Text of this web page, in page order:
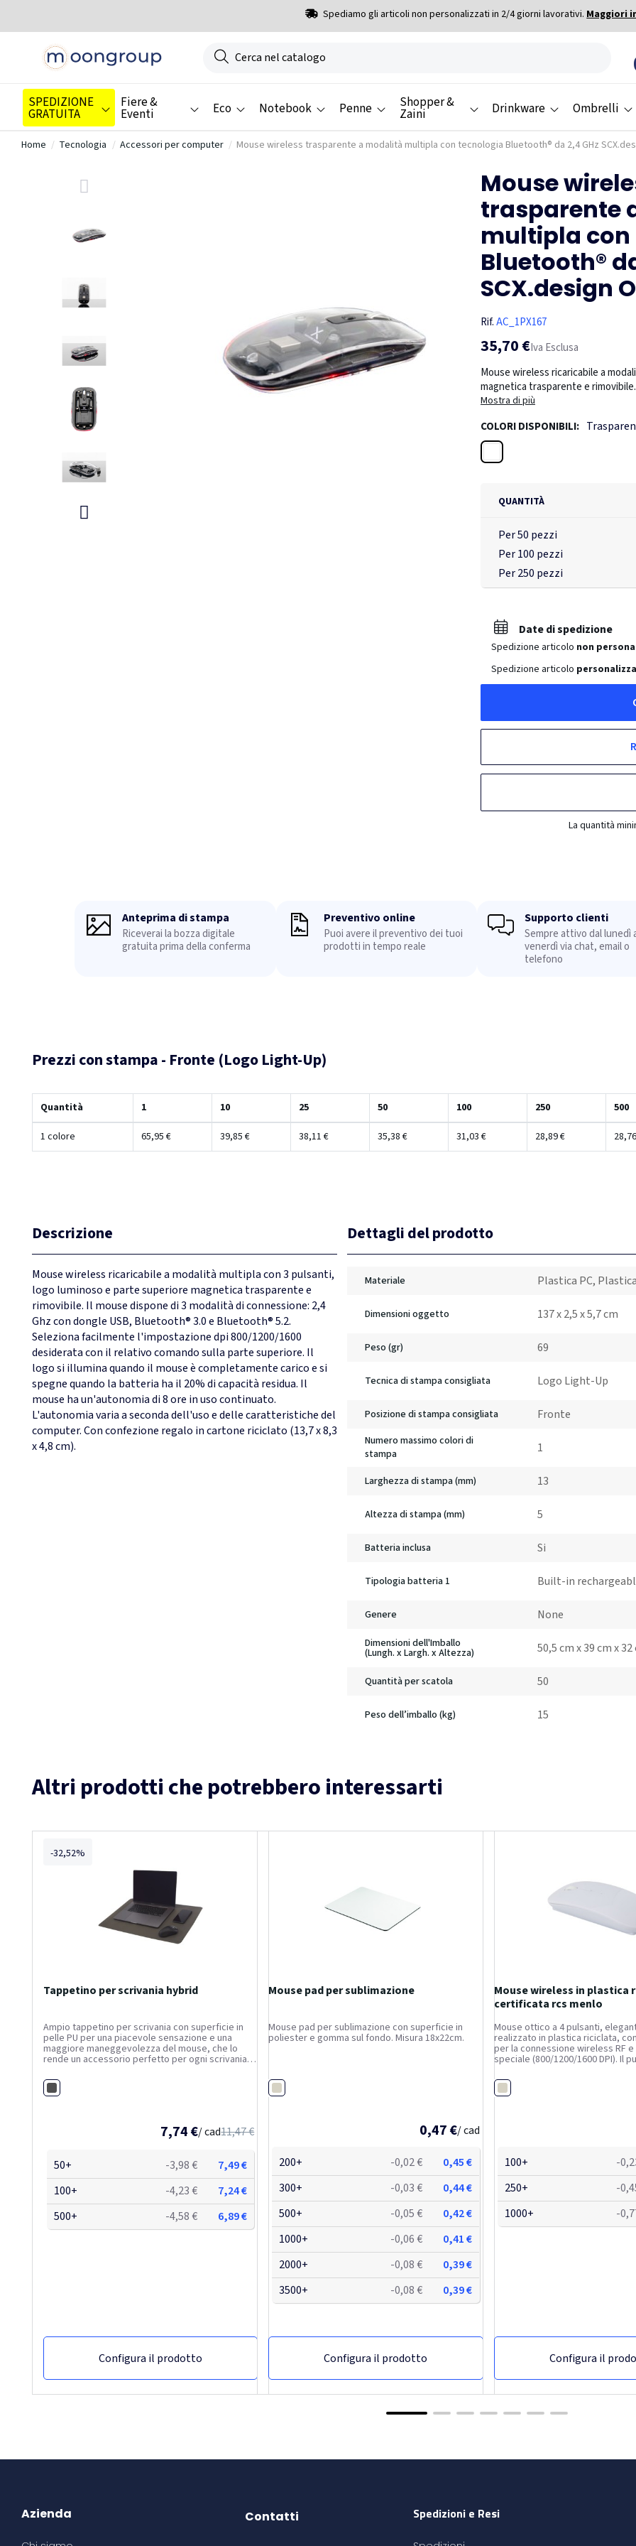
Spediamo gli articoli non personalizzati in 2/4 giorni lavorativi.Maggiori
SPEDIZIONE
GRATUITA
Fiere &
Eventi Eco Notebook Penne Shopper &
Zaini Drinkware Ombrelli
Home Tecnologia Accessori per computer Mouse wireless trasparente a modalità multipla con tecnologia Bluetooth® da 2,4 GHz
Mouse
trasparente
multipla
Bluetooth®
SCX.design
Rif.AC_1PX167
35,70 €Iva Esclusa
Mouse wireless ricaricabile a
magnetica trasparente e
con dongle USB, Bluetooth® 3.0
quando il mouse è
residua. Il mouse ha un'autonomia
dell'uso e delle caratteristiche del
Mostra di più
COLORI DISPONIBILI:
QUANTITÀ
Per 50 pezzi
Per 100 pezzi
Per 250 pezzi
Date di spedizione
Spedizione articolo non
Spedizione articolo
La quantità
Anteprima di stampa
Riceverai la bozza digitale
gratuita prima della conferma
Preventivo online
Puoi avere il preventivo dei tuoi
prodotti in tempo reale
Supporto clienti
Sempre attivo dal lunedì
venerdì via chat, email o
telefono
Prezzi con stampa - Fronte (Logo Light-Up)
Quantità 1 10 25 50 100 250 500
1 colore 65,95 € 39,85 € 38,11 € 35,38 € 31,03 € 28,89 €
Descrizione
Mouse wireless ricaricabile a modalità multipla con 3 pulsanti,
logo luminoso e parte superiore magnetica trasparente e
rimovibile. Il mouse dispone di 3 modalità di connessione: 2,4
Ghz con dongle USB, Bluetooth® 3.0 e Bluetooth® 5.2.
Seleziona facilmente l'impostazione dpi 800/1200/1600
desiderata con il relativo comando sulla parte superiore. Il
logo si illumina quando il mouse è completamente carico e si
spegne quando la batteria ha il 20% di capacità residua. Il
mouse ha un'autonomia di 8 ore in uso continuato.
L'autonomia varia a seconda dell'uso e delle caratteristiche del
computer. Con confezione regalo in cartone riciclato (13,7 x 8,3
x 4,8 cm).
Dettagli del prodotto
Materiale Plastica PC,
Dimensioni oggetto 137 x 2,5 x 5,7 cm
Peso (gr) 69
Tecnica di stampa consigliata Logo Light-Up
Posizione di stampa consigliata Fronte
Numero massimo colori di
stampa
1
Larghezza di stampa (mm) 13
Altezza di stampa (mm) 5
Batteria inclusa Si
Tipologia batteria 1 Built-in
Genere None
Dimensioni dell'Imballo
(Lungh. x Largh. x Altezza) 50,5 cm x 39 cm x
Quantità per scatola 50
Peso dell’imballo (kg) 15
Altri prodotti che potrebbero interessarti
-32,52%
Tappetino per scrivania hybrid
Ampio tappetino per scrivania con superficie in
pelle PU per una piacevole sensazione e una
maggiore maneggevolezza del mouse, che lo
rende un accessorio perfetto per ogni scrivania.
scatola di carta kraft premium con un adesivo
colorato.
Grigio scuro
7,74 €/ cad11,47 €
50+ -3,98 €
7,49 €
100+
-4,23 €
7,24 €
500+
-4,58 € 6,89 €
Configura il prodotto
Mouse pad per sublimazione
Mouse pad per sublimazione con superficie in
poliester e gomma sul fondo. Misura 18x22cm.
Bianco
0,47 €/ cad
200+ -0,02 €
0,45 €
300+
-0,03 €
0,44 €
500+
-0,05 €
0,42 €
1000+
-0,06 €
0,41 €
2000+
-0,08 €
0,39 €
3500+
-0,08 € 0,39 €
Configura il prodotto
Mouse wireless in plastica
certificata rcs menlo
Mouse ottico a 4 pulsanti,
realizzato in plastica riciclata,
per la connessione wireless RF e
speciale (800/1200/1600 DPI). Il
del mouse, molto comodo
Richiede 2...
Bianco
100+
-
250+
-
1000+
-
Configura il
Azienda Contatti Spedizioni e Resi